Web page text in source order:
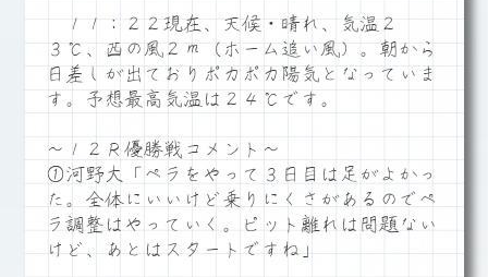
１１：２２現在、天候・晴れ、気温２
３℃、西の風２ｍ（ホーム追い風）。朝から
日差しが出ておりポカポカ陽気となっていま
す。予想最高気温は２４℃です。
～１２Ｒ優勝戦コメント～
①河野大「ペラをやって３日目は足がよかっ
た。全体にいいけど乗りにくさがあるのでペ
ラ調整はやっていく。ピット離れは問題ない
けど、あとはスタートですね」